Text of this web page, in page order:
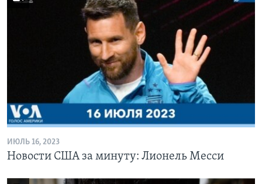
ИЮЛЬ 16, 2023
Новости США за минуту: Лионель Месси